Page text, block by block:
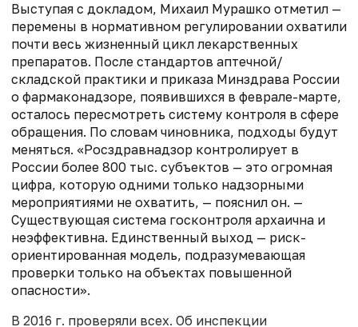
Выступая с докладом, Михаил Мурашко отметил —
перемены в нормативном регулировании охватили
почти весь жизненный цикл лекарственных
препаратов. После стандартов аптечной/
складской практики и приказа Минздрава России
о фармаконадзоре, появившихся в феврале-марте,
осталось пересмотреть систему контроля в сфере
обращения. По словам чиновника, подходы будут
меняться. «Росздравнадзор контролирует в
России более 800 тыс. субъектов — это огромная
цифра, которую одними только надзорными
мероприятиями не охватить, — пояснил он. —
Существующая система госконтроля архаична и
неэффективна. Единственный выход — риск-
ориентированная модель, подразумевающая
проверки только на объектах повышенной
опасности».
В 2016 г. проверяли всех. Об инспекции